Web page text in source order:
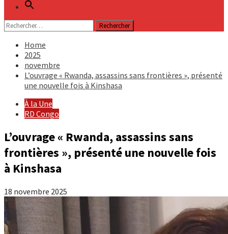
Rechercher :
Home
2025
novembre
L’ouvrage « Rwanda, assassins sans frontières », présenté
une nouvelle fois à Kinshasa
À la Une
RD Congo
L’ouvrage « Rwanda, assassins sans
frontières », présenté une nouvelle fois
à Kinshasa
18 novembre 2025